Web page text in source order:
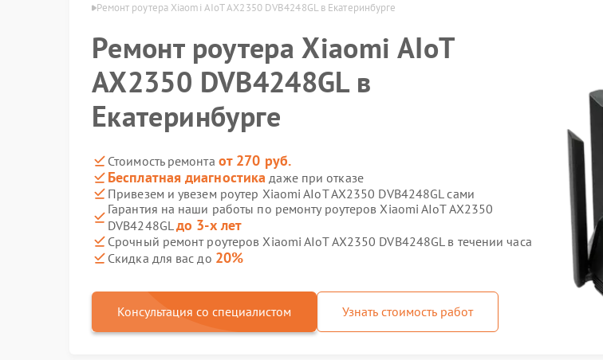
Ремонт роутера Xiaomi AIoT AX2350 DVB4248GL в Екатеринбурге
Ремонт роутера Xiaomi AIoT
AX2350 DVB4248GL в
Екатеринбурге
Стоимость ремонта от 270 руб.
Бесплатная диагностика даже при отказе
Привезем и увезем роутер Xiaomi AIoT AX2350 DVB4248GL сами
Гарантия на наши работы по ремонту роутеров Xiaomi AIoT AX2350
DVB4248GLдо 3-х лет
Срочный ремонт роутеров Xiaomi AIoT AX2350 DVB4248GL в течении часа
Скидка для вас до 20%
Консультация со специалистом Узнать стоимость работ